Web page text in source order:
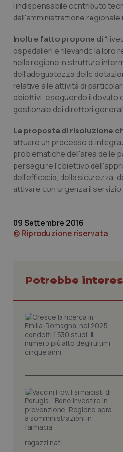
l'indispensabile contributo
dall'amministrazione regionale
Inoltre l'atto propone di
ospedalieri e rilevando la loro
nella regione in strutture
dell'adeguatezza delle
relative alle attività di
obiettivi; eseguendo il dovuto
gestionale dei direttori
La proposta di risoluzione
attuare un processo di
problematiche dell'area delle
perseguire l'obiettivo
dell’efficacia, della
attivare con urgenza il
09 Settembre 2016
© Riproduzione riservata
Potrebbe
ragazzi nati...